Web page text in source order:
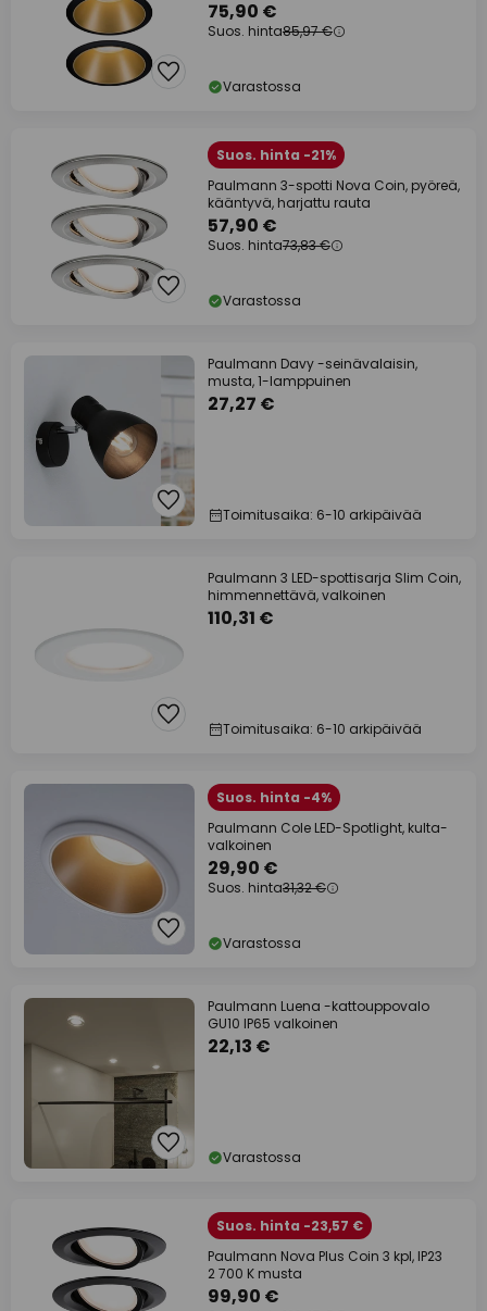
75,90 €
Suos. hinta85,97 €
Varastossa
Suos. hinta -21%
Paulmann 3-spotti Nova Coin, pyöreä,
kääntyvä, harjattu rauta
57,90 €
Suos. hinta73,83 €
Varastossa
Paulmann Davy -seinävalaisin,
musta, 1-lamppuinen
27,27 €
Toimitusaika: 6-10 arkipäivää
Paulmann 3 LED-spottisarja Slim Coin,
himmennettävä, valkoinen
110,31 €
Toimitusaika: 6-10 arkipäivää
Suos. hinta -4%
Paulmann Cole LED-Spotlight, kulta-
valkoinen
29,90 €
Suos. hinta31,32 €
Varastossa
Paulmann Luena -kattouppovalo
GU10 IP65 valkoinen
22,13 €
Varastossa
Suos. hinta -23,57 €
Paulmann Nova Plus Coin 3 kpl, IP23
2 700 K musta
99,90 €